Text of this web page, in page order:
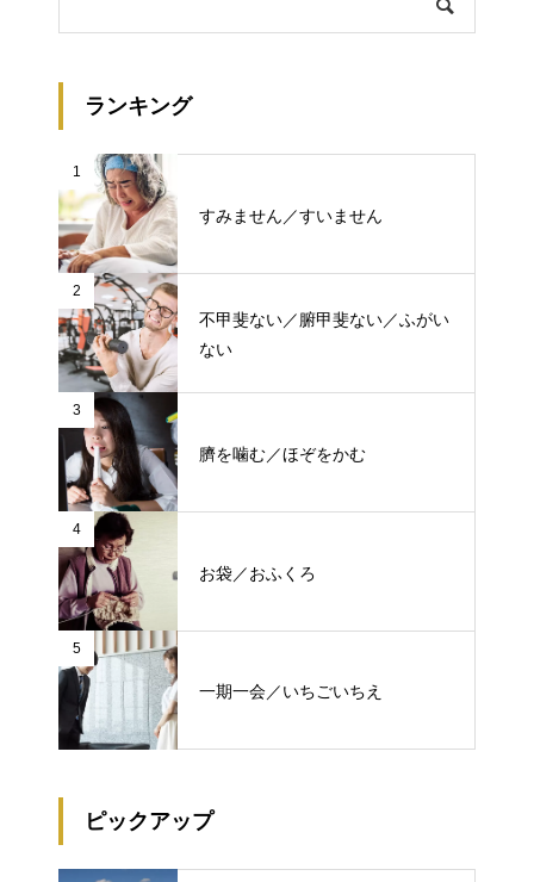
ランキング
1
すみません／すいません
2
不甲斐ない／腑甲斐ない／ふがい
ない
3
臍を噛む／ほぞをかむ
4
お袋／おふくろ
5
一期一会／いちごいちえ
ピックアップ